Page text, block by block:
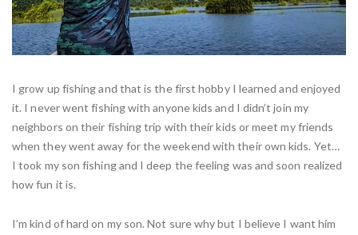
I grow up fishing and that is the first hobby I learned and enjoyed
it. I never went fishing with anyone kids and I didn’t join my
neighbors on their fishing trip with their kids or meet my friends
when they went away for the weekend with their own kids. Yet…
I took my son fishing and I deep the feeling was and soon realized
how fun it is.
I’m kind of hard on my son. Not sure why but I believe I want him